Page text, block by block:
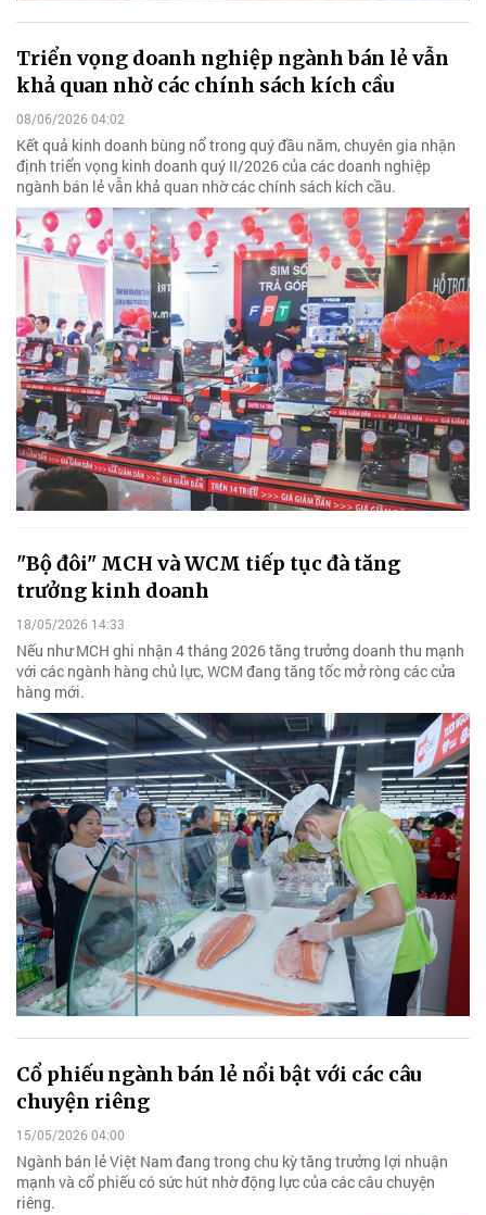
Triển vọng doanh nghiệp ngành bán lẻ vẫn
khả quan nhờ các chính sách kích cầu
08/06/2026 04:02
Kết quả kinh doanh bùng nổ trong quý đầu năm, chuyên gia nhận
định triển vọng kinh doanh quý II/2026 của các doanh nghiệp
ngành bán lẻ vẫn khả quan nhờ các chính sách kích cầu.
"Bộ đôi" MCH và WCM tiếp tục đà tăng
trưởng kinh doanh
18/05/2026 14:33
Nếu như MCH ghi nhận 4 tháng 2026 tăng trưởng doanh thu mạnh
với các ngành hàng chủ lực, WCM đang tăng tốc mở ròng các cửa
hàng mới.
Cổ phiếu ngành bán lẻ nổi bật với các câu
chuyện riêng
15/05/2026 04:00
Ngành bán lẻ Việt Nam đang trong chu kỳ tăng trưởng lợi nhuận
mạnh và cổ phiếu có sức hút nhờ động lực của các câu chuyện
riêng.